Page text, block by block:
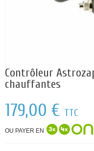
Contrôleur
chauffantes
179,00 € TTC
OU PAYER EN